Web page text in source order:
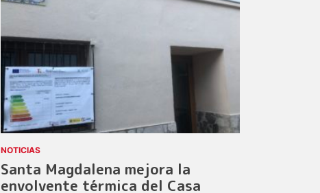
NOTICIAS
Santa Magdalena mejora la
envolvente térmica del Casa